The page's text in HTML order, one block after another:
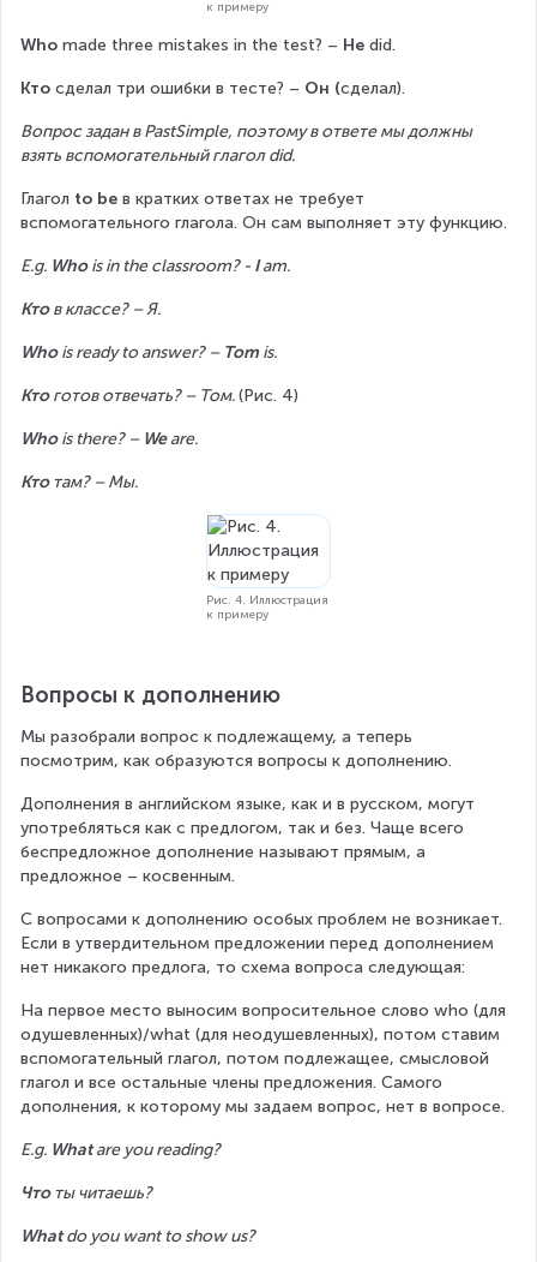
к примеру
Who made three mistakes in the test? – He did.
Кто сделал три ошибки в тесте? – Он (сделал).
Вопрос задан в PastSimple, поэтому в ответе мы должны
взять вспомогательный глагол did.
Глагол to be в кратких ответах не требует
вспомогательного глагола. Он сам выполняет эту функцию.
E.g. Who is in the classroom? - I am.
Кто в классе? – Я.
Who is ready to answer? – Tom is.
Кто готов отвечать? – Том. (Рис. 4)
Who is there? – We are.
Кто там? – Мы.
Рис. 4. Иллюстрация
к примеру
Вопросы к дополнению
Мы разобрали вопрос к подлежащему, а теперь
посмотрим, как образуются вопросы к дополнению.
Дополнения в английском языке, как и в русском, могут
употребляться как с предлогом, так и без. Чаще всего
беспредложное дополнение называют прямым, а
предложное – косвенным.
С вопросами к дополнению особых проблем не возникает.
Если в утвердительном предложении перед дополнением
нет никакого предлога, то схема вопроса следующая:
На первое место выносим вопросительное слово who (для
одушевленных)/what (для неодушевленных), потом ставим
вспомогательный глагол, потом подлежащее, смысловой
глагол и все остальные члены предложения. Самого
дополнения, к которому мы задаем вопрос, нет в вопросе.
E.g. What are you reading?
Что ты читаешь?
What do you want to show us?